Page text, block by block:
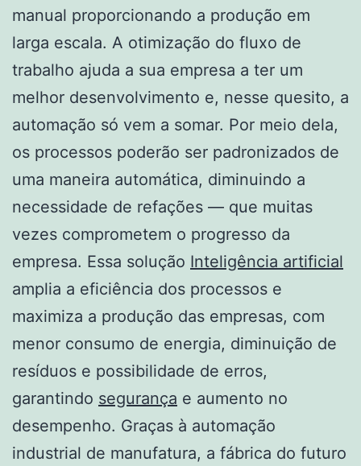
manual proporcionando a produção em
larga escala. A otimização do fluxo de
trabalho ajuda a sua empresa a ter um
melhor desenvolvimento e, nesse quesito, a
automação só vem a somar. Por meio dela,
os processos poderão ser padronizados de
uma maneira automática, diminuindo a
necessidade de refações — que muitas
vezes comprometem o progresso da
empresa. Essa solução Inteligência artificial
amplia a eficiência dos processos e
maximiza a produção das empresas, com
menor consumo de energia, diminuição de
resíduos e possibilidade de erros,
garantindo segurança e aumento no
desempenho. Graças à automação
industrial de manufatura, a fábrica do futuro